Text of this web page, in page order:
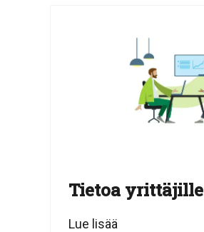
Tietoa yrittäjille
Lue lisää